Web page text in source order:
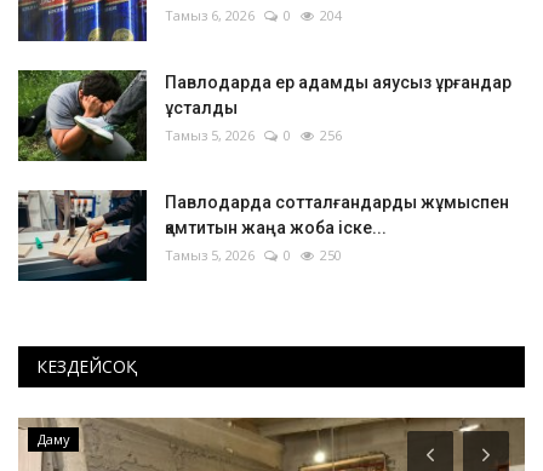
Тамыз 6, 2026 0 204
Павлодарда ер адамды аяусыз ұрғандар
ұсталды
Тамыз 5, 2026 0 256
Павлодарда сотталғандарды жұмыспен
қамтитын жаңа жоба іске...
Тамыз 5, 2026 0 250
КЕЗДЕЙСОҚ
Даму